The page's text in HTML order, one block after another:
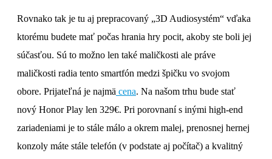
Rovnako tak je tu aj prepracovaný „3D Audiosystém“ vďaka
ktorému budete mať počas hrania hry pocit, akoby ste boli jej
súčasťou. Sú to možno len také maličkosti ale práve
maličkosti radia tento smartfón medzi špičku vo svojom
obore. Prijateľná je najmä cena. Na našom trhu bude stať
nový Honor Play len 329€. Pri porovnaní s inými high-end
zariadeniami je to stále málo a okrem malej, prenosnej hernej
konzoly máte stále telefón (v podstate aj počítač) a kvalitný